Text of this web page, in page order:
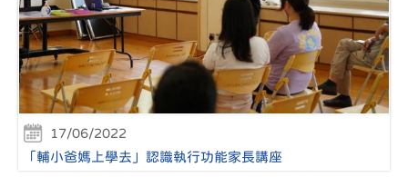
17/06/2022
「輔小爸媽上學去」認識執行功能家長講座